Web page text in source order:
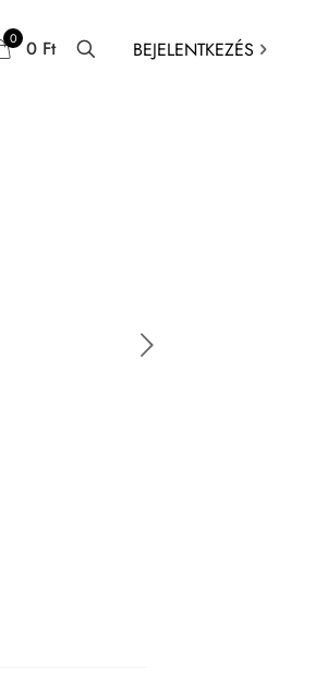
0 0 Ft BEJELENTKEZÉS